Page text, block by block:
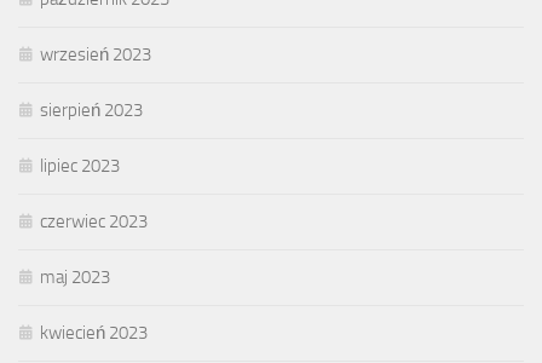
wrzesień 2023
sierpień 2023
lipiec 2023
czerwiec 2023
maj 2023
kwiecień 2023